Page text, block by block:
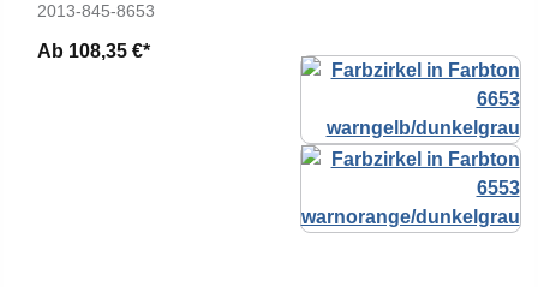
2013-845-8653
Ab 108,35 €*